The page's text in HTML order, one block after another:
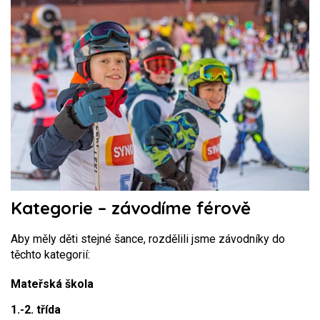
Kategorie – závodíme férově
Aby měly děti stejné šance, rozdělili jsme závodníky do
těchto kategorií:
Mateřská škola
1.-2. třída